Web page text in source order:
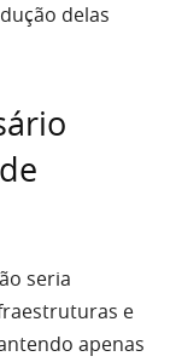
delas
seria
e
apenas